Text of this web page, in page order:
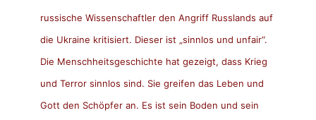
russische Wissenschaftler den Angriff Russlands auf
die Ukraine kritisiert. Dieser ist „sinnlos und unfair“.
Die Menschheitsgeschichte hat gezeigt, dass Krieg
und Terror sinnlos sind. Sie greifen das Leben und
Gott den Schöpfer an. Es ist sein Boden und sein